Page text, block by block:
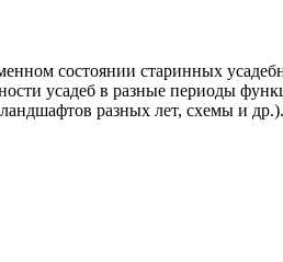
состоянии старинных
усадеб в разные периоды
разных лет, схемы и др.).